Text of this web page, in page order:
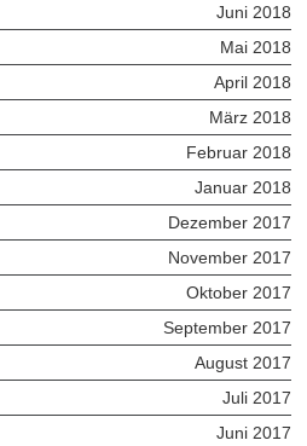
Juni 2018
Mai 2018
April 2018
März 2018
Februar 2018
Januar 2018
Dezember 2017
November 2017
Oktober 2017
September 2017
August 2017
Juli 2017
Juni 2017